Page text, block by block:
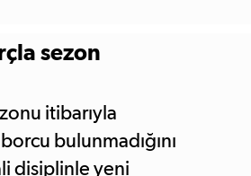
sezon
itibarıyla
bulunmadığını
disiplinle yeni